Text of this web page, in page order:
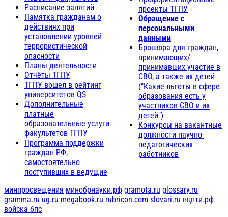
Расписание занятий
Памятка гражданам о
действиях при
установлении уровней
террористической
опасности
Планы деятельности
Отчёты ТГПУ
ТГПУ вошел в рейтинг
университетов QS
Дополнительные
платные
образовательные услуги
факультетов ТГПУ
Программа поддержки
граждан РФ,
самостоятельно
поступивших в ведущие
проекты ТГПУ
Обращение с
персональными
данными
Брошюра для граждан,
принимающих/
принимавших участие в
СВО, а также их детей
("Какие льготы в сфере
образования есть у
участников СВО и их
детей")
Конкурсы на вакантные
должности научно-
педагогических
работников
минпросвещения минобрнауки.рф gramota.ru glossary.ru
gramma.ru ug.ru megabook.ru rubricon.com slovari.ru нцпти.рф
войска бпс